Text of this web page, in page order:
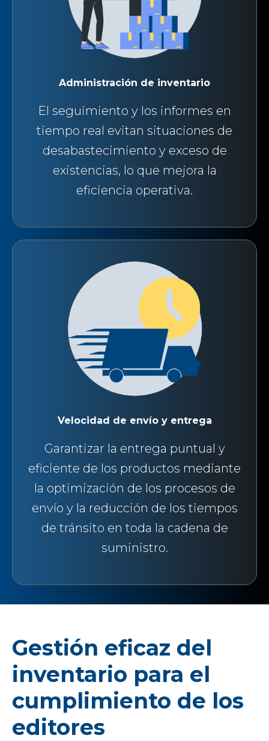
Administración de inventario
El seguimiento y los informes en
tiempo real evitan situaciones de
desabastecimiento y exceso de
existencias, lo que mejora la
eficiencia operativa.
Velocidad de envío y entrega
Garantizar la entrega puntual y
eficiente de los productos mediante
la optimización de los procesos de
envío y la reducción de los tiempos
de tránsito en toda la cadena de
suministro.
Gestión eficaz del
inventario para el
cumplimiento de los
editores